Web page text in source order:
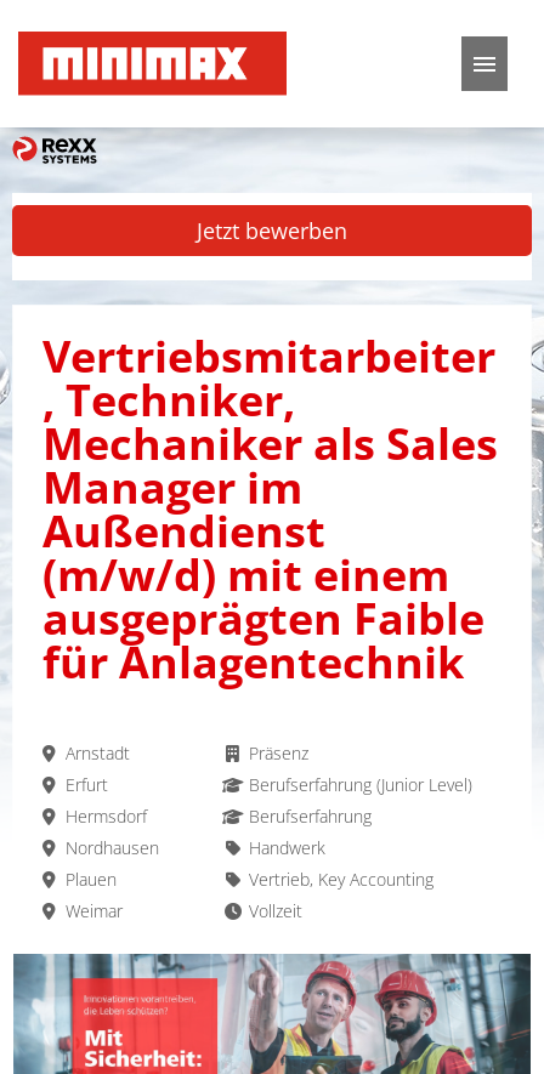
Deutsch
Stellenangebote
FAQ
Jetzt bewerben
Vertriebsmitarbeiter
, Techniker,
Mechaniker als Sales
Manager im
Außendienst
(m/w/d) mit einem
ausgeprägten Faible
für Anlagentechnik
Arnstadt
Erfurt
Hermsdorf
Nordhausen
Plauen
Weimar
Präsenz
Berufserfahrung (Junior Level)
Berufserfahrung
Handwerk
Vertrieb, Key Accounting
Vollzeit